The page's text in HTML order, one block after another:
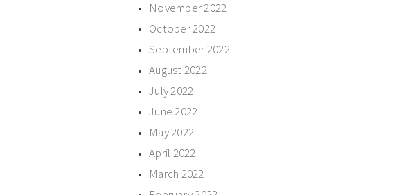
November 2022
October 2022
September 2022
August 2022
July 2022
June 2022
May 2022
April 2022
March 2022